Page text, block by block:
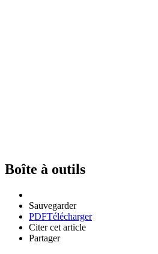
Boîte à outils
Sauvegarder
PDFTélécharger
Citer cet article
Partager